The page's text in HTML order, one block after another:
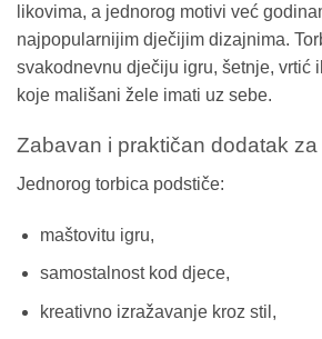
likovima, a jednorog motivi već
najpopularnijim dječijim dizajnima.
svakodnevnu dječiju igru, šetnje, vrtić
koje mališani žele imati uz sebe.
Zabavan i praktičan dodatak
Jednorog torbica podstiče:
maštovitu igru,
samostalnost kod djece,
kreativno izražavanje kroz stil,